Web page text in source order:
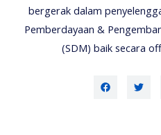
bergerak dalam
Pemberdayaan &
(SDM) baik secara